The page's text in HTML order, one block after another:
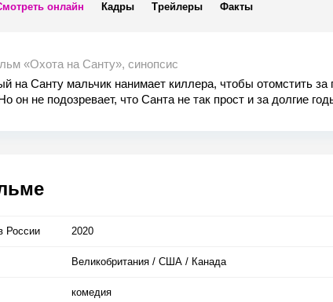
онлайн Кадры Трейлеры Факты
«Охота на Санту», синопсис
на Санту мальчик нанимает киллера, чтобы отомстить за
он не подозревает, что Санта не так прост и за долгие
Росcии 2020
Великобритания / США / Канада
комедия